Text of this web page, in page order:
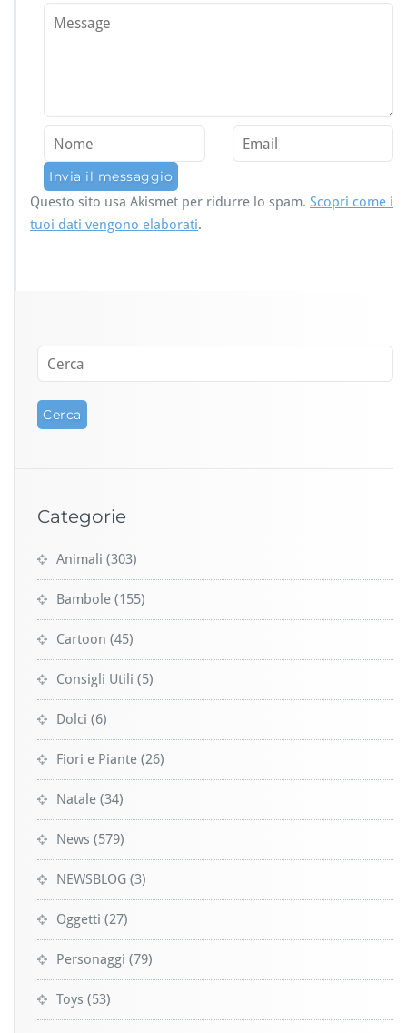
Questo sito usa Akismet per ridurre lo spam. Scopri come i
tuoi dati vengono elaborati.
Categorie
Animali (303)
Bambole (155)
Cartoon (45)
Consigli Utili (5)
Dolci (6)
Fiori e Piante (26)
Natale (34)
News (579)
NEWSBLOG (3)
Oggetti (27)
Personaggi (79)
Toys (53)